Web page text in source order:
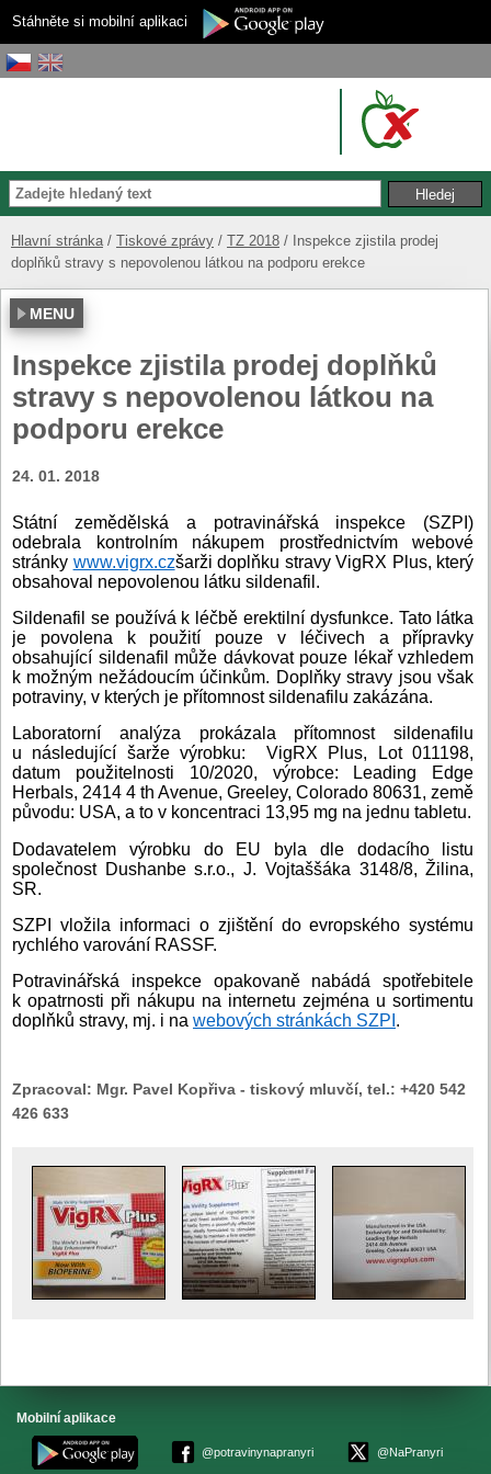
Stáhněte si mobilní aplikaci
Hlavní stránka Tiskové zprávy TZ 2018
Inspekce zjistila prodej
doplňků stravy s nepovolenou látkou na podporu erekce
MENU
Inspekce zjistila prodej doplňků
stravy s nepovolenou látkou na
podporu erekce
24. 01. 2018
Státní zemědělská a potravinářská inspekce (SZPI)
odebrala kontrolním nákupem prostřednictvím webové
stránky www.vigrx.czšarži doplňku stravy VigRX Plus, který
obsahoval nepovolenou látku sildenafil.
Sildenafil se používá k léčbě erektilní dysfunkce. Tato látka
je povolena k použití pouze v léčivech a přípravky
obsahující sildenafil může dávkovat pouze lékař vzhledem
k možným nežádoucím účinkům. Doplňky stravy jsou však
potraviny, v kterých je přítomnost sildenafilu zakázána.
Laboratorní analýza prokázala přítomnost sildenafilu
u následující šarže výrobku: VigRX Plus, Lot 011198,
datum použitelnosti 10/2020, výrobce: Leading Edge
Herbals, 2414 4 th Avenue, Greeley, Colorado 80631, země
původu: USA, a to v koncentraci 13,95 mg na jednu tabletu.
Dodavatelem výrobku do EU byla dle dodacího listu
společnost Dushanbe s.r.o., J. Vojtaššáka 3148/8, Žilina,
SR.
SZPI vložila informaci o zjištění do evropského systému
rychlého varování RASSF.
Potravinářská inspekce opakovaně nabádá spotřebitele
k opatrnosti při nákupu na internetu zejména u sortimentu
doplňků stravy, mj. i na webových stránkách SZPI .
Zpracoval: Mgr. Pavel Kopřiva - tiskový mluvčí, tel.: +420 542
426 633
Mobilní aplikace
@potravinynapranyri @NaPranyri